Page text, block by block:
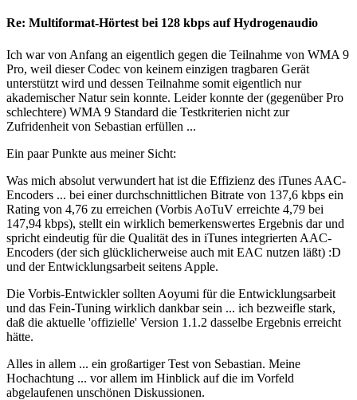
Re: Multiformat-Hörtest bei 128 kbps auf Hydrogenaudio
Ich war von Anfang an eigentlich gegen die Teilnahme von WMA 9
Pro, weil dieser Codec von keinem einzigen tragbaren Gerät
unterstützt wird und dessen Teilnahme somit eigentlich nur
akademischer Natur sein konnte. Leider konnte der (gegenüber Pro
schlechtere) WMA 9 Standard die Testkriterien nicht zur
Zufridenheit von Sebastian erfüllen ...
Ein paar Punkte aus meiner Sicht:
Was mich absolut verwundert hat ist die Effizienz des iTunes AAC-
Encoders ... bei einer durchschnittlichen Bitrate von 137,6 kbps ein
Rating von 4,76 zu erreichen (Vorbis AoTuV erreichte 4,79 bei
147,94 kbps), stellt ein wirklich bemerkenswertes Ergebnis dar und
spricht eindeutig für die Qualität des in iTunes integrierten AAC-
Encoders (der sich glücklicherweise auch mit EAC nutzen läßt) :D
und der Entwicklungsarbeit seitens Apple.
Die Vorbis-Entwickler sollten Aoyumi für die Entwicklungsarbeit
und das Fein-Tuning wirklich dankbar sein ... ich bezweifle stark,
daß die aktuelle 'offizielle' Version 1.1.2 dasselbe Ergebnis erreicht
hätte.
Alles in allem ... ein großartiger Test von Sebastian. Meine
Hochachtung ... vor allem im Hinblick auf die im Vorfeld
abgelaufenen unschönen Diskussionen.